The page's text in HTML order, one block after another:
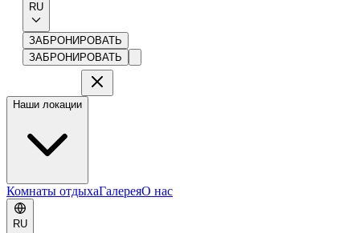
RU
ЗАБРОНИРОВАТЬ
ЗАБРОНИРОВАТЬ
Наши локации
Комнаты отдыхаГалереяО нас
RU